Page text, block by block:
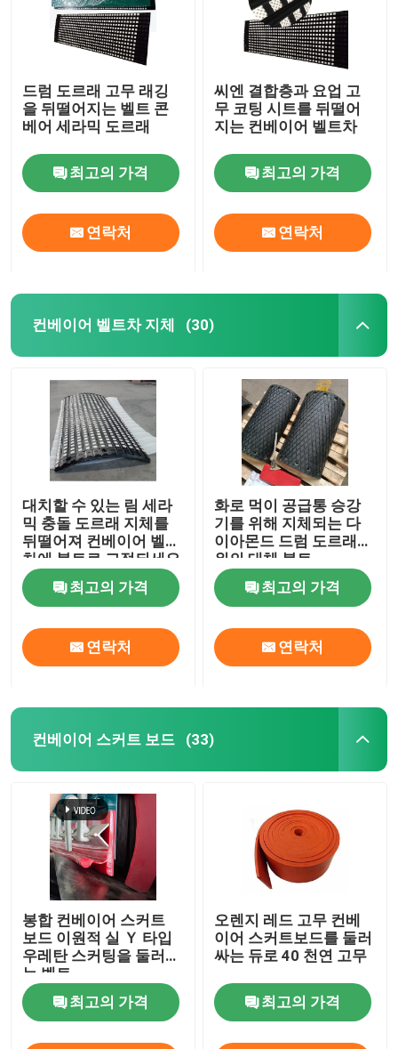
드럼 도르래 고무 래깅
을 뒤떨어지는 벨트 콘
베어 세라믹 도르래
최고의 가격
연락처
씨엔 결합층과 요업 고
무 코팅 시트를 뒤떨어
지는 컨베이어 벨트차
최고의 가격
연락처
컨베이어 벨트차 지체 (30)
대치할 수 있는 림 세라
믹 충돌 도르래 지체를
뒤떨어져 컨베이어 벨트
차에 볼트로 고정되세요
최고의 가격
연락처
화로 먹이 공급통 승강
기를 위해 지체되는 다
이아몬드 드럼 도르래
위의 대체 볼트
최고의 가격
연락처
컨베이어 스커트 보드 (33)
봉합 컨베이어 스커트
보드 이원적 실 Ｙ 타입
우레탄 스커팅을 둘러싸
는 벨트
최고의 가격
오렌지 레드 고무 컨베
이어 스커트보드를 둘러
싸는 듀로 40 천연 고무
최고의 가격